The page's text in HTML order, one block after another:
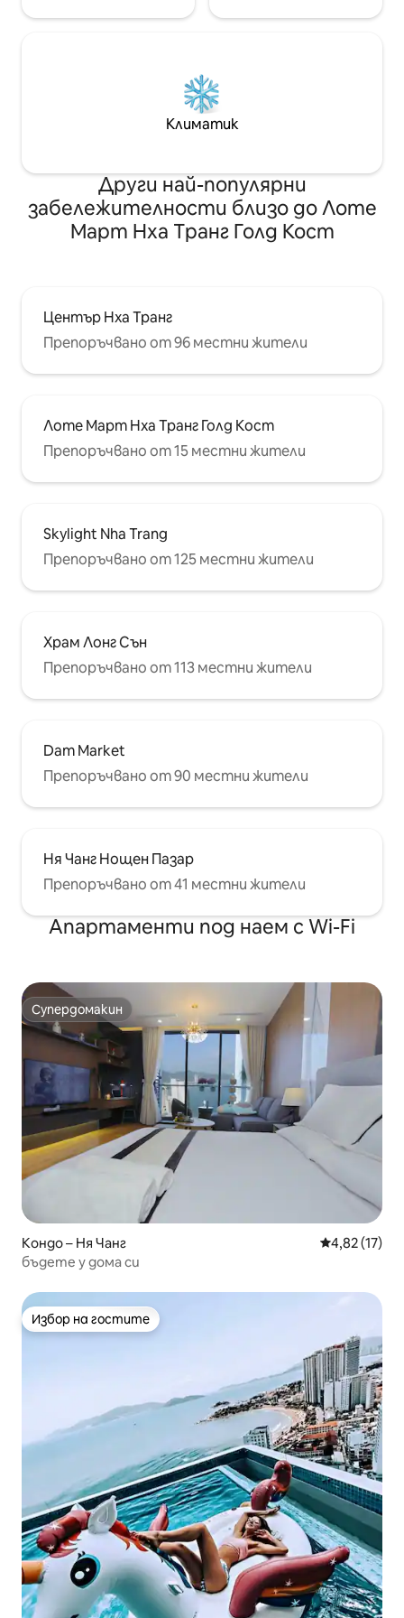
Климатик
Други най-популярни
забележителности близо до Лоте
Март Нха Транг Голд Кост
Център Нха Транг
Препоръчвано от 96 местни жители
Лоте Март Нха Транг Голд Кост
Препоръчвано от 15 местни жители
Skylight Nha Trang
Препоръчвано от 125 местни жители
Храм Лонг Сън
Препоръчвано от 113 местни жители
Dam Market
Препоръчвано от 90 местни жители
Ня Чанг Нощен Пазар
Препоръчвано от 41 местни жители
Апартаменти под наем с Wi-Fi
Супердомакин
Супердомакин
Кондо – Ня Чанг Средна
4,82 (17)
бъдете у дома си
Избор на гостите
Избор на гостите